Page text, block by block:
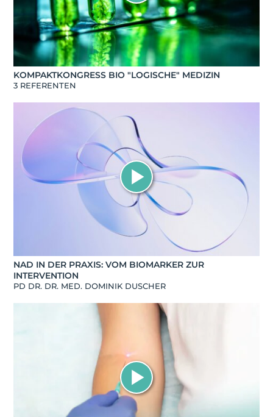
KOMPAKTKONGRESS BIO "LOGISCHE" MEDIZIN
3 REFERENTEN
NAD IN DER PRAXIS: VOM BIOMARKER ZUR
INTERVENTION
PD DR. DR. MED. DOMINIK DUSCHER